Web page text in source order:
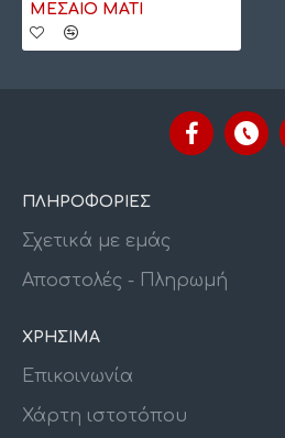
ΜΕΣΑΙΟ ΜΑΤΙ
ΠΛΗΡΟΦΟΡΙΕΣ
Σχετικά με εμάς
Αποστολές - Πληρωμή
ΧΡΗΣΙΜΑ
Επικοινωνία
Χάρτη ιστοτόπου